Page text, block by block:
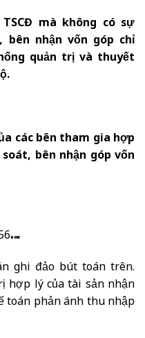
mà không có sự
bên nhận vốn góp chỉ
quản trị và thuyết
các bên tham gia hợp
bên nhận góp vốn
ghi đảo bút toán trên.
hợp lý của tài sản nhận
toán phản ánh thu nhập